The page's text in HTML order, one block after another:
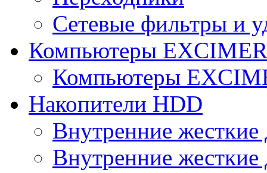
Сетевые фильтры и
Компьютеры
Компьютеры
Накопители HDD
Внутренние
Внутренние